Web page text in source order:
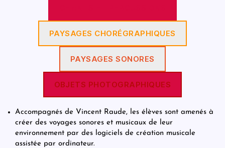
PAYSAGES CHORÉGRAPHIQUES
PAYSAGES SONORES
OBJETS PHOTOGRAPHIQUES
Accompagnés de Vincent Raude, les élèves sont amenés à
créer des voyages sonores et musicaux de leur
environnement par des logiciels de création musicale
assistée par ordinateur.